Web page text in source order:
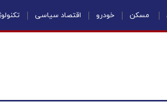
مسکن خودرو اقتصاد سیاسی